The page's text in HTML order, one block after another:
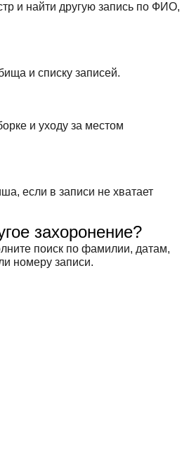
и найти другую запись по ФИО,
и списку записей.
и уходу за местом
если в записи не хватает
захоронение?
поиск по фамилии, датам,
номеру записи.